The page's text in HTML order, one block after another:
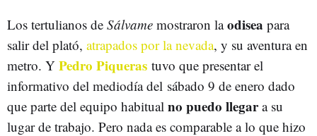
Los tertulianos de Sálvame mostraron laodisea para
salir del plató, atrapados por la nevada, y su aventura en
metro. Y Pedro Piqueras tuvo que presentar el
informativo del mediodía del sábado 9 de enero dado
que parte del equipo habitual no puedo llegara su
lugar de trabajo. Pero nada es comparable a lo que hizo